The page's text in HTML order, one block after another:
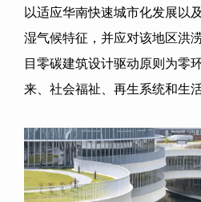
以适应华南快速城市化发展以
湿气候特征，并应对该地区洪
目零碳建筑设计驱动原则为零
来、社会福祉、再生系统和生